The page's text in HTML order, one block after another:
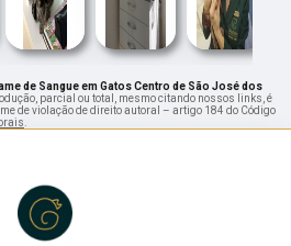
de Sangue em Gatos Centro de São José dos
parcial ou total, mesmo citando nossos links, é
de violação de direito autoral – artigo 184 do Código
.